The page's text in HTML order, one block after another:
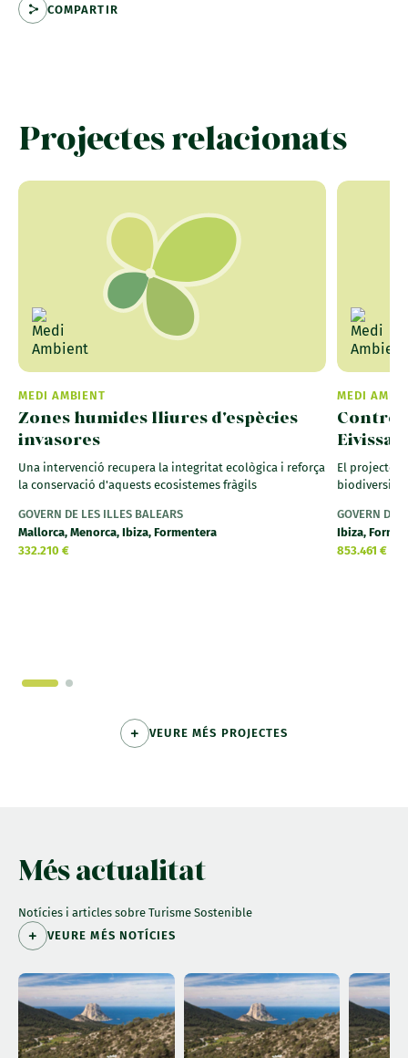
COMPARTIR
Projectes relacionats
MEDI AMBIENT
Zones humides lliures d'espècies
invasores
Una intervenció recupera la integritat ecològica i reforça
la conservació d'aquests ecosistemes fràgils
GOVERN DE LES ILLES BALEARS
Mallorca, Menorca, Ibiza, Formentera
332.210 €
MEDI
Control
Eivissa
El projecte
GOVERN DE
Ibiza,
853.461 €
VEURE MÉS PROJECTES
Més actualitat
Notícies i articles sobre Turisme Sostenible
VEURE MÉS NOTÍCIES